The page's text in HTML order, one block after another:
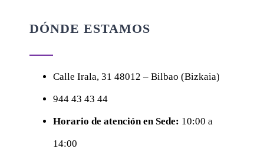
DÓNDE ESTAMOS
Calle Irala, 31 48012 – Bilbao (Bizkaia)
944 43 43 44
Horario de atención en Sede: 10:00 a
14:00